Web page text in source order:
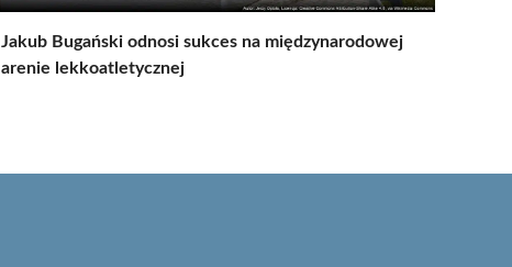
Jakub Bugański odnosi sukces na międzynarodowej
arenie lekkoatletycznej